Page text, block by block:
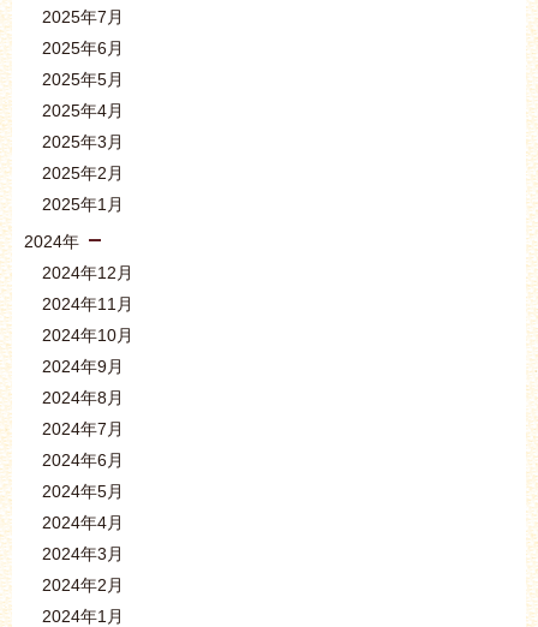
2025年7月
2025年6月
2025年5月
2025年4月
2025年3月
2025年2月
2025年1月
2024年
2024年12月
2024年11月
2024年10月
2024年9月
2024年8月
2024年7月
2024年6月
2024年5月
2024年4月
2024年3月
2024年2月
2024年1月